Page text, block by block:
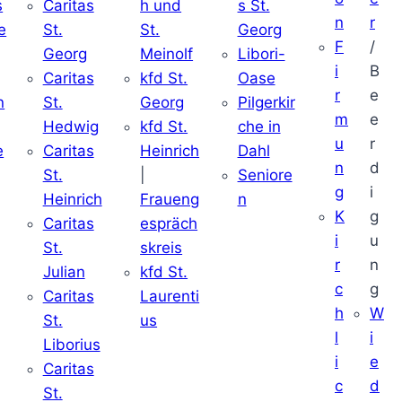
Caritas
St.
Georg
Caritas
St.
Hedwig
Caritas
St.
Heinrich
Caritas
St.
Julian
Caritas
St.
Liborius
Caritas
St.
h und
St.
Meinolf
kfd St.
Georg
kfd St.
Heinrich
Fraueng
espräch
skreis
kfd St.
Laurenti
us
s St.
Georg
Libori-
Oase
Pilgerkir
che in
Dahl
Seniore
n
n
F
i
r
m
u
n
g
K
i
r
c
h
l
i
c
r
/
B
e
e
r
d
i
g
u
n
g
W
i
e
d